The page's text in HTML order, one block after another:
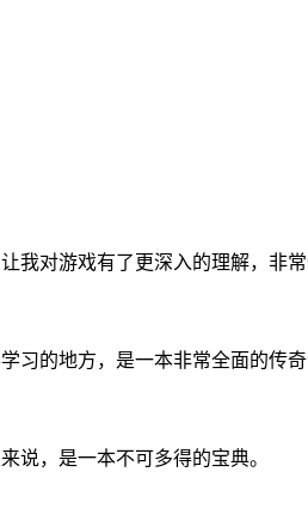
我对游戏有了更深入的理解，非常
习的地方，是一本非常全面的传奇
说，是一本不可多得的宝典。